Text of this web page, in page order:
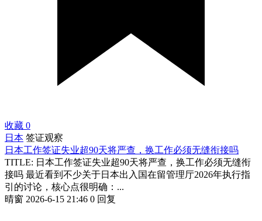
收藏 0
日本 签证观察
日本工作签证失业超90天将严查，换工作必须无缝衔接吗
TITLE: 日本工作签证失业超90天将严查，换工作必须无缝衔
接吗 最近看到不少关于日本出入国在留管理厅2026年执行指
引的讨论，核心点很明确：...
晴窗 2026-6-15 21:46 0 回复